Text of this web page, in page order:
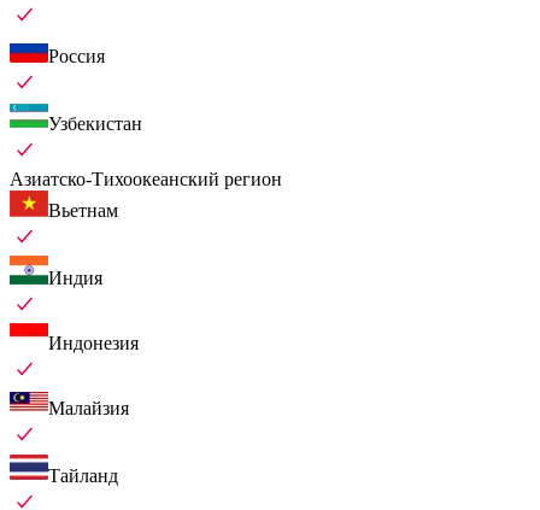
Россия
Узбекистан
Азиатско-Тихоокеанский регион
Вьетнам
Индия
Индонезия
Малайзия
Тайланд